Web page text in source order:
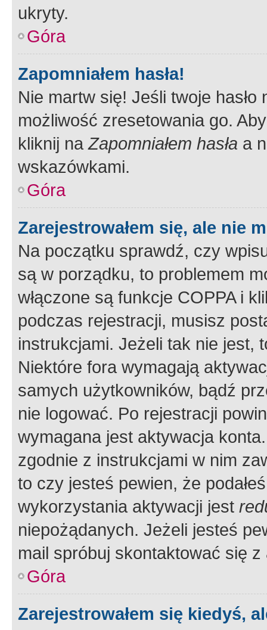
ukryty.
Góra
Zapomniałem hasła!
Nie martw się! Jeśli twoje
możliwość zresetowania go.
kliknij naZapomniałem hasła a
wskazówkami.
Góra
Zarejestrowałem się, ale nie
Na początku sprawdź, czy
są w porządku, to problemem
włączone są funkcje COPPA i
podczas rejestracji, musisz
instrukcjami. Jeżeli tak nie jest,
Niektóre fora wymagają
samych użytkowników, bądź
nie logować. Po rejestracji
wymagana jest aktywacja
zgodnie z instrukcjami w nim
to czy jesteś pewien, że
wykorzystania aktywacji jest
niepożądanych. Jeżeli jesteś
mail spróbuj skontaktować się
Góra
Zarejestrowałem się kiedyś,